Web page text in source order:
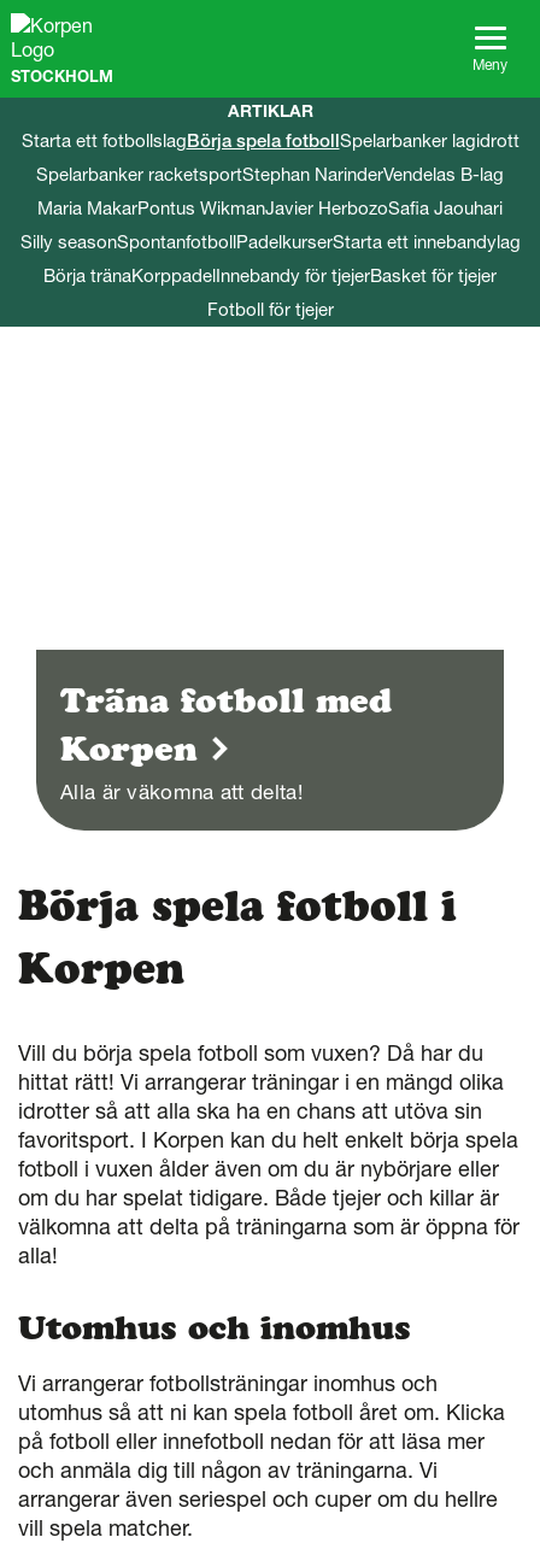
G
n
STOCKHOLM
Meny
ARTIKLAR
Starta ett fotbollslagBörja spela fotbollSpelarbanker lagidrott
Spelarbanker racketsportStephan NarinderVendelas B-lag
Maria MakarPontus WikmanJavier HerbozoSafia Jaouhari
Silly seasonSpontanfotbollPadelkurserStarta ett innebandylag
Börja tränaKorppadelInnebandy för tjejerBasket för tjejer
Fotboll för tjejer
Träna fotboll med
Korpen
Alla är väkomna att delta!
Börja spela fotboll i
Korpen
Vill du börja spela fotboll som vuxen? Då har du
hittat rätt! Vi arrangerar träningar i en mängd olika
idrotter så att alla ska ha en chans att utöva sin
favoritsport. I Korpen kan du helt enkelt börja spela
fotboll i vuxen ålder även om du är nybörjare eller
om du har spelat tidigare. Både tjejer och killar är
välkomna att delta på träningarna som är öppna för
alla!
Utomhus och inomhus
Vi arrangerar fotbollsträningar inomhus och
utomhus så att ni kan spela fotboll året om. Klicka
på fotboll eller innefotboll nedan för att läsa mer
och anmäla dig till någon av träningarna. Vi
arrangerar även seriespel och cuper om du hellre
vill spela matcher.